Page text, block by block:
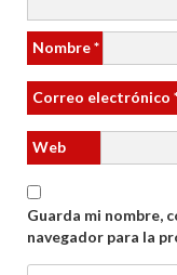
Nombre*
Correo electrónico
Web
Guarda mi nombre,
navegador para la